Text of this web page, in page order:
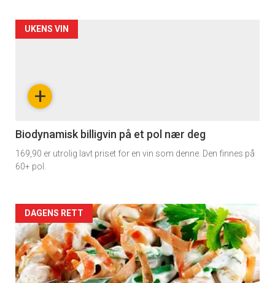
Forsiden
nå
4
+
UKENS VIN
Biodynamisk billigvin på et pol nær deg
169,90 er utrolig lavt priset for en vin som denne. Den finnes på
60+ pol.
Forsiden
akkurat
nå
DAGENS RETT